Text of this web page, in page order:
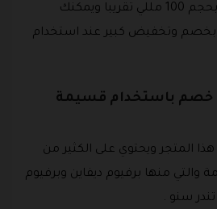
المتوسط هي 150 ريال بحجم 100 مللي تقريبا ويمكنك
وتخفيض كبير عند استخدام
خصم باستخدام قسيمة
المتجر ويحتوي على الكثير من
والتي منها برفيوم ديفاين وبرفيوم
سنو .